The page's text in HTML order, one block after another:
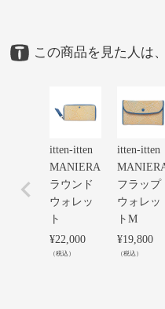
この商品を見た人は
itten-itten
MANIERA
ラウンド
ウォレッ
ト
¥22,000
（税込）
itten-itten
フラップ
ウォレッ
トM
¥19,800
（税込）